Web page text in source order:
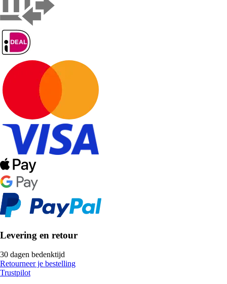
Levering en retour
30 dagen bedenktijd
Retourneer je bestelling
Trustpilot